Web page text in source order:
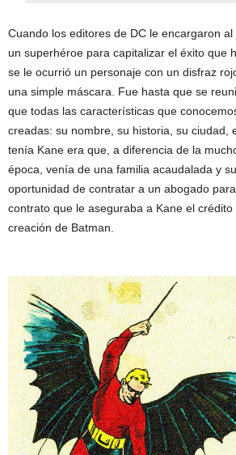
Cuando los editores de DC le encargaron
un superhéroe para capitalizar el éxito que
se le ocurrió un personaje con un disfraz
una simple máscara. Fue hasta que se
que todas las características que
creadas: su nombre, su historia, su ciudad,
tenía Kane era que, a diferencia de la
época, venía de una familia acaudalada y
oportunidad de contratar a un abogado
contrato que le aseguraba a Kane el crédito
creación de Batman.